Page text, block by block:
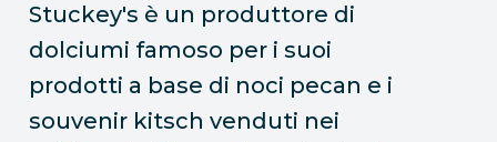
Stuckey's è un produttore di
dolciumi famoso per i suoi
prodotti a base di noci pecan e i
souvenir kitsch venduti nei